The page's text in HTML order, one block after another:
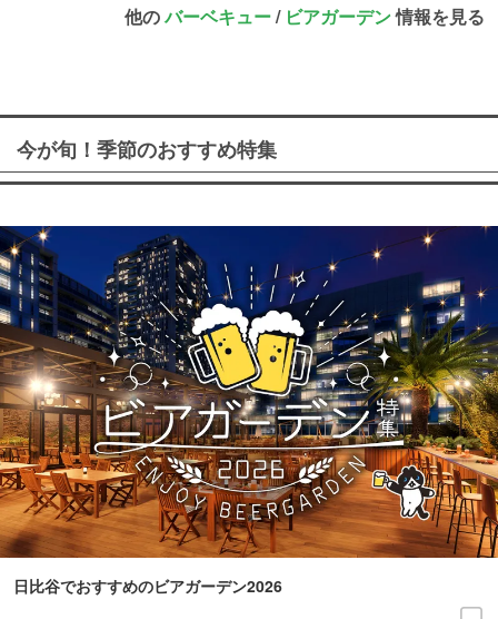
他のバーベキュー/ ビアガーデン情報を見る
今が旬！季節のおすすめ特集
日比谷でおすすめのビアガーデン2026